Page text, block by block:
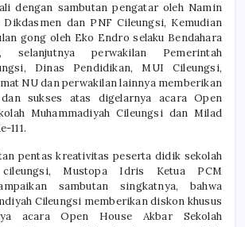
dengan sambutan pengatar oleh Namin
dan PNF Cileungsi, Kemudian
gong oleh Eko Endro selaku Bendahara
selanjutnya perwakilan Pemerintah
Dinas Pendidikan, MUI Cileungsi,
NU dan perwakilan lainnya memberikan
sukses atas digelarnya acara Open
Muhammadiyah Cileungsi dan Milad
111.
pentas kreativitas peserta didik sekolah
cileungsi, Mustopa Idris Ketua PCM
sambutan singkatnya, bahwa
Cileungsi memberikan diskon khusus
acara Open House Akbar Sekolah